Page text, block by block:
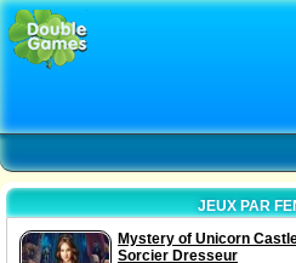
JEUX PAR
Mystery of Unicorn
Sorcier Dresseur